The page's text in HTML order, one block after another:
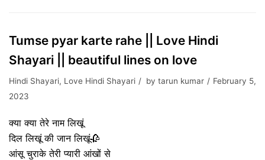
Tumse pyar karte rahe || Love Hindi
Shayari || beautiful lines on love
Hindi Shayari, Love Hindi Shayari by tarun kumar
February 5,
2023
क्या क्या तेरे नाम लिखूं
दिल लिखूं की जान लिखूं🥀
आंसू चुराके तेरी प्यारी आंखों से